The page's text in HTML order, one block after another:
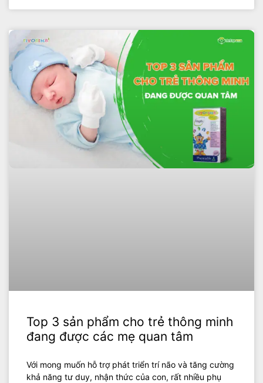
Top 3 sản phẩm cho trẻ thông minh
đang được các mẹ quan tâm
Với mong muốn hỗ trợ phát triển trí não và tăng cường
khả năng tư duy, nhận thức của con, rất nhiều phụ